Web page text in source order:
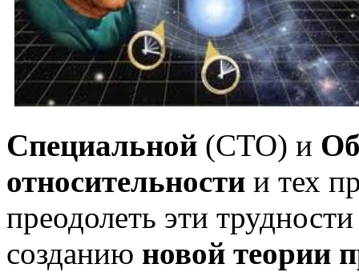
Специальной (СТО) и
относительности и тех
преодолеть эти
созданию новой теории